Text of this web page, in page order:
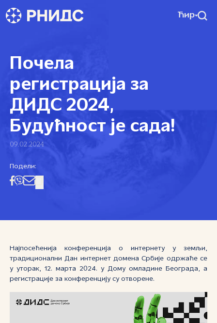
Ћир
Почела
регистрација за
ДИДС 2024,
Будућност је сада!
09.02.2024
Подели:
Најпосећенија конференција о интернету у земљи,
традиционални Дан интернет домена Србије одржаће се
у уторак, 12. марта 2024. у Дому омладине Београда, а
регистрације за конференцију су отворене.